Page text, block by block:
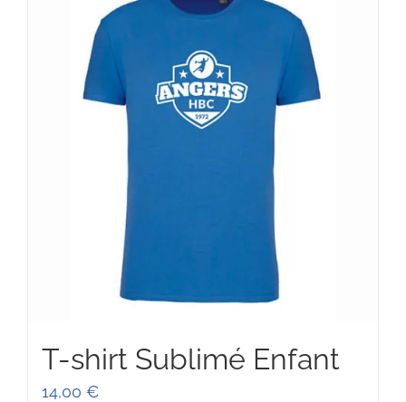
T-shirt Sublimé Enfant
14,00 €